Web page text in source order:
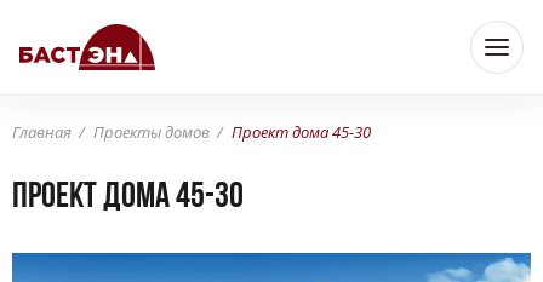
Главная Проекты домов Проект дома 45-30
Проект дома 45-30